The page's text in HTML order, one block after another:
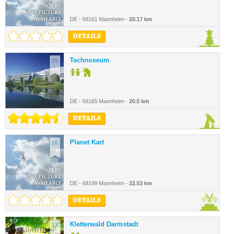
DE - 68161 Mannheim - 20.17 km
DETAILS
15. Technoseum
DE - 68165 Mannheim - 20.5 km
DETAILS
16. Planet Kart
DE - 68199 Mannheim - 22.53 km
DETAILS
17. Kletterwald Darmstadt